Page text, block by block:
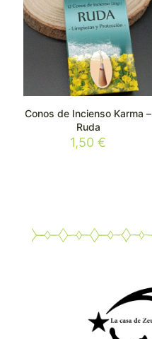
Conos de Incienso Karma –
Ruda
1,50€